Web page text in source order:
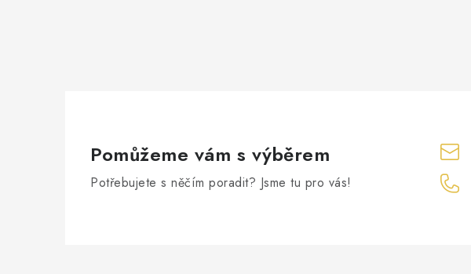
Pomůžeme vám s výběrem
Potřebujete s něčím poradit? Jsme tu pro vás!